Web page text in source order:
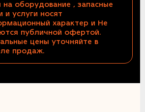
на оборудование , запасные
и услуги носят
характер и Не
публичной офертой.
цены уточняйте в
продаж.